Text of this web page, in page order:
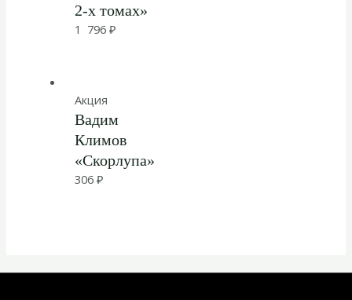
2-х томах»
1 796₽
Акция
Вадим
Климов
«Скорлупа»
306₽